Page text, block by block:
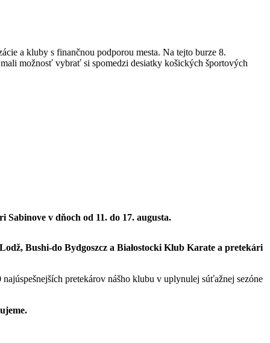
a kluby s finančnou podporou mesta. Na tejto burze 8.
možnosť vybrať si spomedzi desiatky košických športových
v dňoch od 11. do 17. augusta.
Bushi-do Bydgoszcz a Białostocki Klub Karate a pretekári
pretekárov nášho klubu v uplynulej súťažnej sezóne